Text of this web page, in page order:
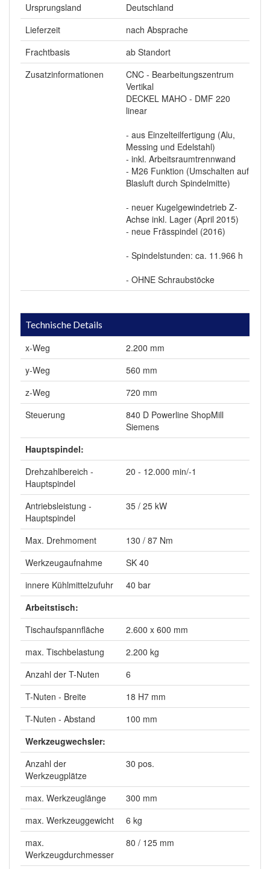
Ursprungsland
Deutschland
Lieferzeit
nach Absprache
Frachtbasis
ab Standort
Zusatzinformationen
CNC - Bearbeitungszentrum
Vertikal
DECKEL MAHO - DMF 220
linear
- aus Einzelteilfertigung (Alu,
Messing und Edelstahl)
- inkl. Arbeitsraumtrennwand
- M26 Funktion (Umschalten auf
Blasluft durch Spindelmitte)
- neuer Kugelgewindetrieb Z-
Achse inkl. Lager (April 2015)
- neue Frässpindel (2016)
- Spindelstunden: ca. 11.966 h
- OHNE Schraubstöcke
Technische Details
x-Weg
2.200 mm
y-Weg
560 mm
z-Weg
720 mm
Steuerung
840 D Powerline ShopMill
Siemens
Hauptspindel:
Drehzahlbereich -
Hauptspindel
20 - 12.000 min/-1
Antriebsleistung -
Hauptspindel
35 / 25 kW
Max. Drehmoment
130 / 87 Nm
Werkzeugaufnahme
SK 40
innere Kühlmittelzufuhr
40 bar
Arbeitstisch:
Tischaufspannfläche
2.600 x 600 mm
max. Tischbelastung
2.200 kg
Anzahl der T-Nuten
6
T-Nuten - Breite
18 H7 mm
T-Nuten - Abstand
100 mm
Werkzeugwechsler:
Anzahl der
Werkzeugplätze
30 pos.
max. Werkzeuglänge
300 mm
max. Werkzeuggewicht
6 kg
max.
Werkzeugdurchmesser
80 / 125 mm